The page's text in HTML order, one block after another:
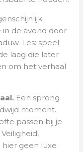
de avond door
Les: speel
laag die later
om het verhaal
Een sprong
moment.
passen bij je
hier geen luxe